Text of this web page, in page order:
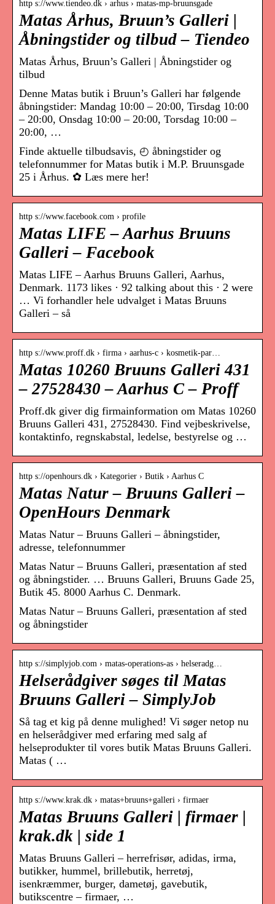
http s://www.tiendeo.dk › arhus › matas-mp-bruunsgade
Matas Århus, Bruun’s Galleri |
Åbningstider og tilbud – Tiendeo
Matas Århus, Bruun’s Galleri | Åbningstider og
tilbud
Denne Matas butik i Bruun’s Galleri har følgende
åbningstider: Mandag 10:00 – 20:00, Tirsdag 10:00
– 20:00, Onsdag 10:00 – 20:00, Torsdag 10:00 –
20:00, …
Finde aktuelle tilbudsavis, ◴ åbningstider og
telefonnummer for Matas butik i M.P. Bruunsgade
25 i Århus. ✿ Læs mere her!
http s://www.facebook.com › profile
Matas LIFE – Aarhus Bruuns
Galleri – Facebook
Matas LIFE – Aarhus Bruuns Galleri, Aarhus,
Denmark. 1173 likes · 92 talking about this · 2 were
… Vi forhandler hele udvalget i Matas Bruuns
Galleri – så
http s://www.proff.dk › firma › aarhus-c › kosmetik-par…
Matas 10260 Bruuns Galleri 431
– 27528430 – Aarhus C – Proff
Proff.dk giver dig firmainformation om Matas 10260
Bruuns Galleri 431, 27528430. Find vejbeskrivelse,
kontaktinfo, regnskabstal, ledelse, bestyrelse og …
http s://openhours.dk › Kategorier › Butik › Aarhus C
Matas Natur – Bruuns Galleri –
OpenHours Denmark
Matas Natur – Bruuns Galleri – åbningstider,
adresse, telefonnummer
Matas Natur – Bruuns Galleri, præsentation af sted
og åbningstider. … Bruuns Galleri, Bruuns Gade 25,
Butik 45. 8000 Aarhus C. Denmark.
Matas Natur – Bruuns Galleri, præsentation af sted
og åbningstider
http s://simplyjob.com › matas-operations-as › helseradg…
Helserådgiver søges til Matas
Bruuns Galleri – SimplyJob
Så tag et kig på denne mulighed! Vi søger netop nu
en helserådgiver med erfaring med salg af
helseprodukter til vores butik Matas Bruuns Galleri.
Matas ( …
http s://www.krak.dk › matas+bruuns+galleri › firmaer
Matas Bruuns Galleri | firmaer |
krak.dk | side 1
Matas Bruuns Galleri – herrefrisør, adidas, irma,
butikker, hummel, brillebutik, herretøj,
isenkræmmer, burger, dametøj, gavebutik,
butikscentre – firmaer, …